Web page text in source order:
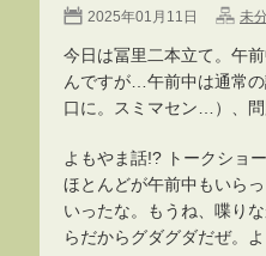
2025年01月11日 未
今日は冨里二本立て。午
んですが…午前中は通常
口に。スミマセン…）、問
よもやま話!? トークショ
ほとんどが午前中もいら
いったな。もうね、喋り
らだからグダグダだぜ。